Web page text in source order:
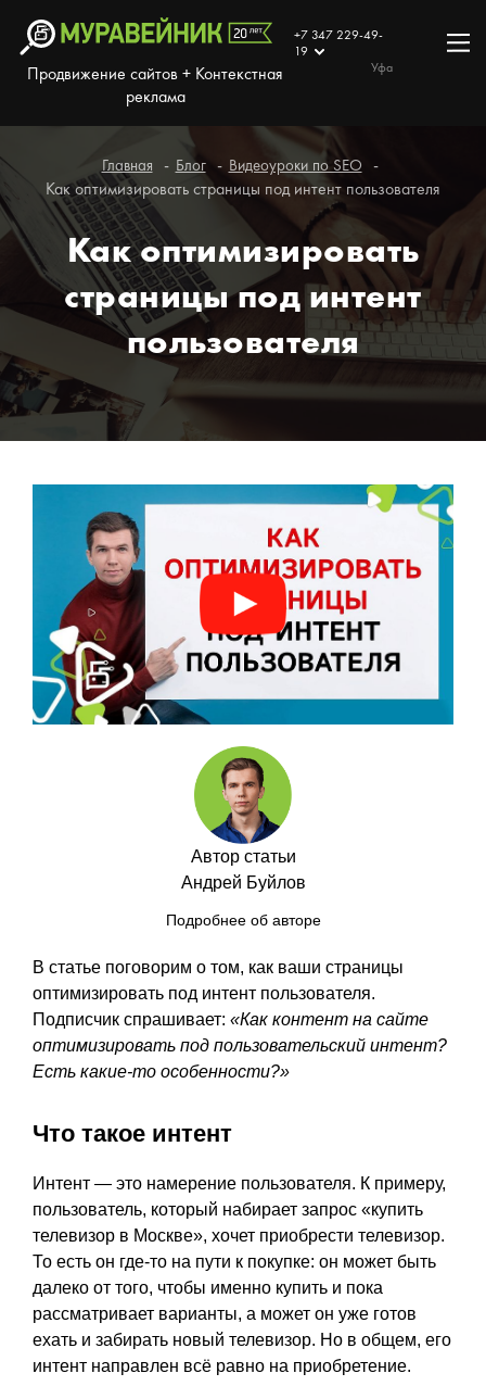
Продвижение сайтов + Контекстная
реклама
+7 347 229-49-
19
Уфа
Главная Блог Видеоуроки по SEO
Как оптимизировать страницы под интент пользователя
Как оптимизировать
страницы под интент
пользователя
Автор статьи
Андрей Буйлов
Подробнее об авторе
В статье поговорим о том, как ваши страницы
оптимизировать под интент пользователя.
Подписчик спрашивает: «Как контент на сайте
оптимизировать под пользовательский интент?
Есть какие-то особенности?»
Что такое интент
Интент — это намерение пользователя. К примеру,
пользователь, который набирает запрос «купить
телевизор в Москве», хочет приобрести телевизор.
То есть он где-то на пути к покупке: он может быть
далеко от того, чтобы именно купить и пока
рассматривает варианты, а может он уже готов
ехать и забирать новый телевизор. Но в общем, его
интент направлен всё равно на приобретение.